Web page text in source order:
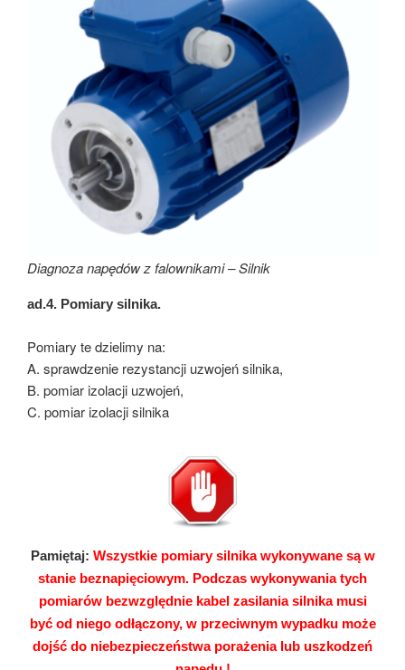
Diagnoza napędów z falownikami – Silnik
ad.4. Pomiary silnika.
Pomiary te dzielimy na:
A. sprawdzenie rezystancji uzwojeń silnika,
B. pomiar izolacji uzwojeń,
C. pomiar izolacji silnika
Pamiętaj: Wszystkie pomiary silnika wykonywane są w
stanie beznapięciowym. Podczas wykonywania tych
pomiarów bezwzględnie kabel zasilania silnika musi
być od niego odłączony, w przeciwnym wypadku może
dojść do niebezpieczeństwa porażenia lub uszkodzeń